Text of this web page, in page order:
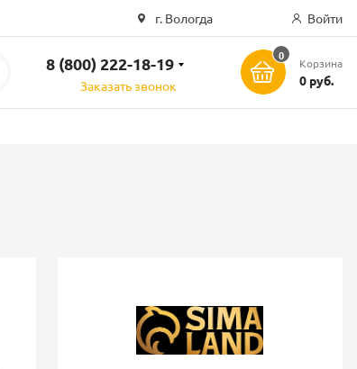
г. Вологда Войти
8 (800) 222-18-19
Заказать звонок
0
Корзина
0 руб.